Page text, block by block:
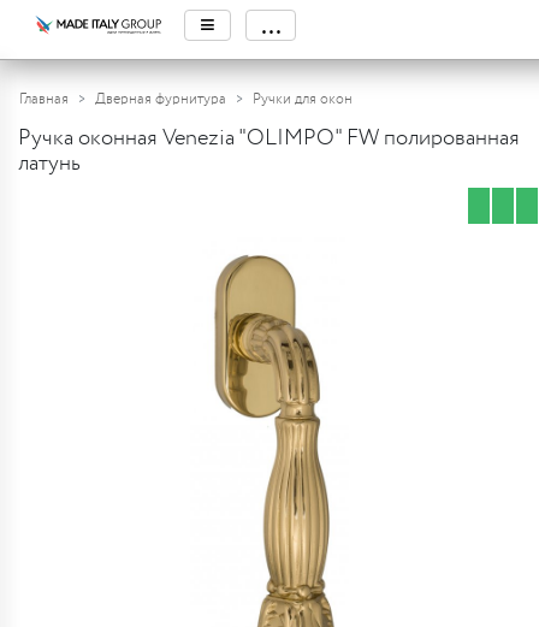
≡ ...
Главная Дверная фурнитура Ручки для окон
Ручка оконная Venezia "OLIMPO" FW полированная
латунь